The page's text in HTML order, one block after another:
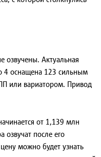
озвучены. Актуальная
4 оснащена 123 сильным
или вариатором. Привод
от 1,139 млн
озвучат после его
можно будет узнать